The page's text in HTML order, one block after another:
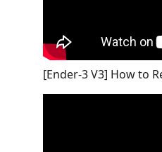
[Ender-3 V3] How to